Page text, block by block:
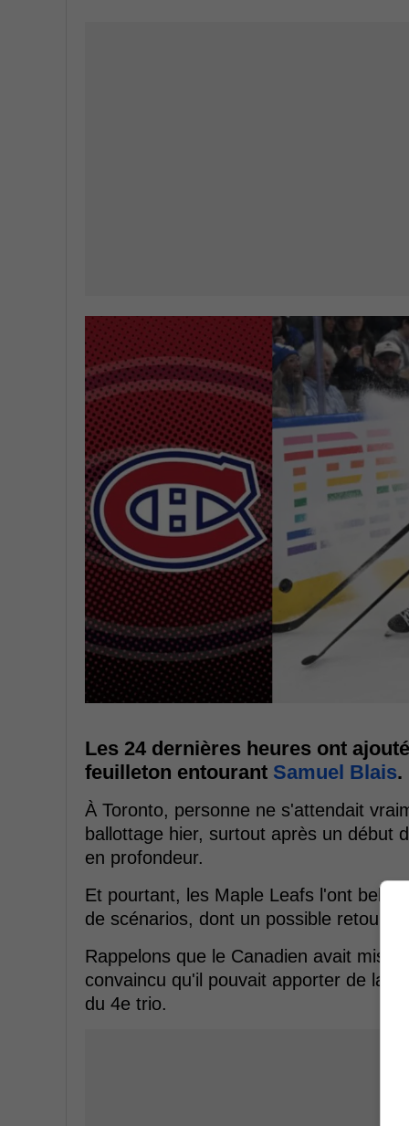
Les 24 dernières heures ont
feuilleton entourant Samuel Blais.
À Toronto, personne ne s'attendait
ballottage hier, surtout après un début
en profondeur.
Et pourtant, les Maple Leafs l'ont bel
de scénarios, dont un possible retour à
Rappelons que le Canadien avait misé
convaincu qu'il pouvait apporter de la
du 4e trio.